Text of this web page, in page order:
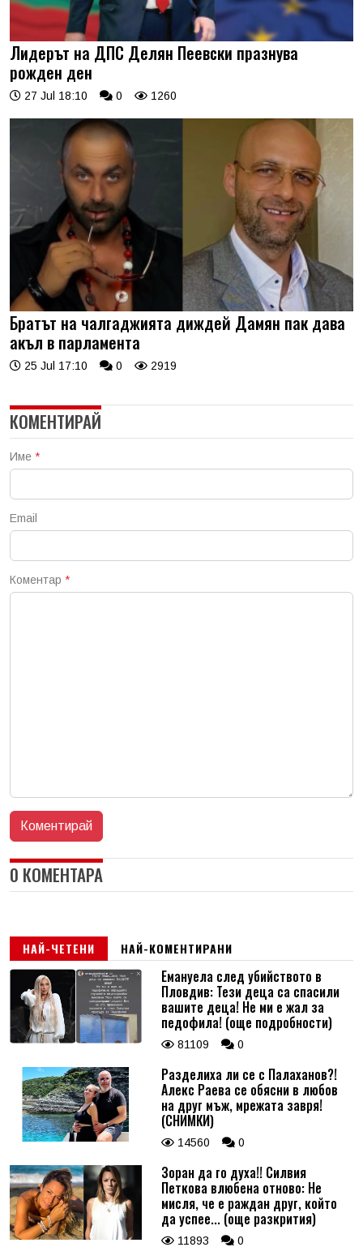
Лидерът на ДПС Делян Пеевски празнува
рожден ден
27 Jul 18:10 0 1260
Братът на чалгаджията диждей Дамян пак дава
акъл в парламента
25 Jul 17:10 0 2919
КОМЕНТИРАЙ
Име *
Email
Коментар *
0 КОМЕНТАРА
НАЙ-ЧЕТЕНИ НАЙ-КОМЕНТИРАНИ
Емануела след убийството в
Пловдив: Тези деца са спасили
вашите деца! Не ми е жал за
педофила! (още подробности)
81109 0
Разделиха ли се с Палаханов?!
Алекс Раева се обясни в любов
на друг мъж, мрежата завря!
(СНИМКИ)
14560 0
Зоран да го духа!! Силвия
Петкова влюбена отново: Не
мисля, че е раждан друг, който
да успее... (още разкрития)
11893 0